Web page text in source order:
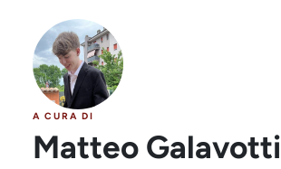
A CURA DI
Matteo Galavotti